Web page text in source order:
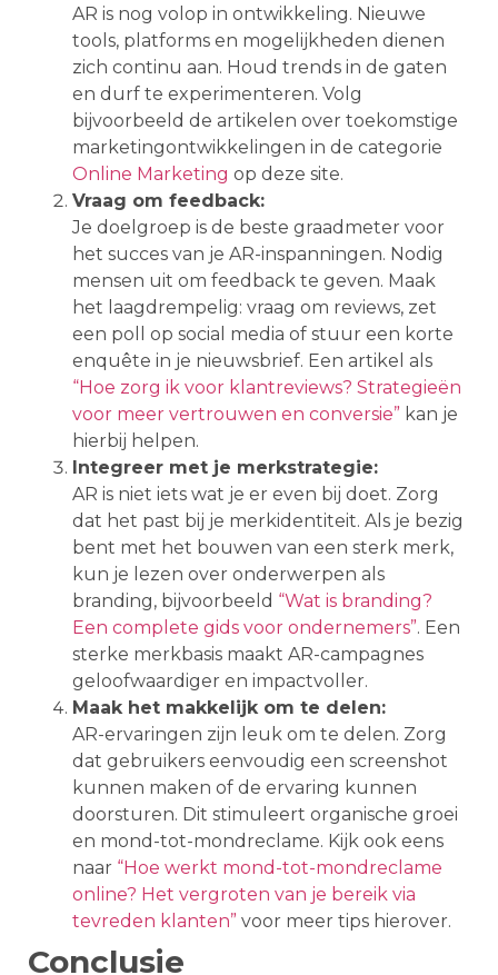
AR is nog volop in ontwikkeling. Nieuwe
tools, platforms en mogelijkheden dienen
zich continu aan. Houd trends in de gaten
en durf te experimenteren. Volg
bijvoorbeeld de artikelen over toekomstige
marketingontwikkelingen in de categorie
Online Marketing op deze site.
Vraag om feedback:
Je doelgroep is de beste graadmeter voor
het succes van je AR-inspanningen. Nodig
mensen uit om feedback te geven. Maak
het laagdrempelig: vraag om reviews, zet
een poll op social media of stuur een korte
enquête in je nieuwsbrief. Een artikel als
“Hoe zorg ik voor klantreviews? Strategieën
voor meer vertrouwen en conversie” kan je
hierbij helpen.
Integreer met je merkstrategie:
AR is niet iets wat je er even bij doet. Zorg
dat het past bij je merkidentiteit. Als je bezig
bent met het bouwen van een sterk merk,
kun je lezen over onderwerpen als
branding, bijvoorbeeld “Wat is branding?
Een complete gids voor ondernemers”. Een
sterke merkbasis maakt AR-campagnes
geloofwaardiger en impactvoller.
Maak het makkelijk om te delen:
AR-ervaringen zijn leuk om te delen. Zorg
dat gebruikers eenvoudig een screenshot
kunnen maken of de ervaring kunnen
doorsturen. Dit stimuleert organische groei
en mond-tot-mondreclame. Kijk ook eens
naar “Hoe werkt mond-tot-mondreclame
online? Het vergroten van je bereik via
tevreden klanten” voor meer tips hierover.
Conclusie